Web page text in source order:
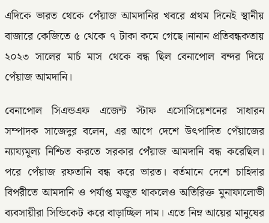
এদিকে ভারত থেকে পেঁয়াজ আমদানির খবরে প্রথম দিনেই স্থানীয়
বাজারে কেজিতে ৫ থেকে ৭ টাকা কমে গেছে।নানান প্রতিবন্ধকতায়
২০২৩ সালের মার্চ মাস থেকে বন্ধ ছিল বেনাপোল বন্দর দিয়ে
পেঁয়াজ আমদানি।
বেনাপোল সিএন্ডএফ এজেন্ট স্টাফ এসোসিয়েশনের সাধারন
সম্পাদক সাজেদুর বলেন, এর আগে দেশে উৎপাদিত পেঁয়াজের
ন্যায্যমূল্য নিশ্চিত করতে সরকার পেঁয়াজ আমদানি বন্ধ করেছিল।
পরে পেঁয়াজ রফতানি বন্ধ করে ভারত। বর্তমানে দেশে চাহিদার
বিপরীতে আমদানি ও পর্যাপ্ত মজুত থাকলেও অতিরিক্ত মুনাফালোভী
ব্যবসায়ীরা সিন্ডিকেট করে বাড়াচ্ছিল দাম। এতে নিম্ন আয়ের মানুষের